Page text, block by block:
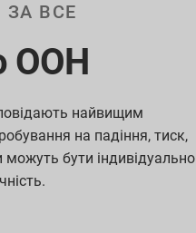
ВСЕ
ООН
найвищим
на падіння, тиск,
бути індивідуально